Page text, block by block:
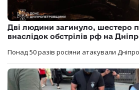
Дві людини загинуло, шестеро
внаслідок обстрілів рф на
Понад 50 разів росіяни атакували